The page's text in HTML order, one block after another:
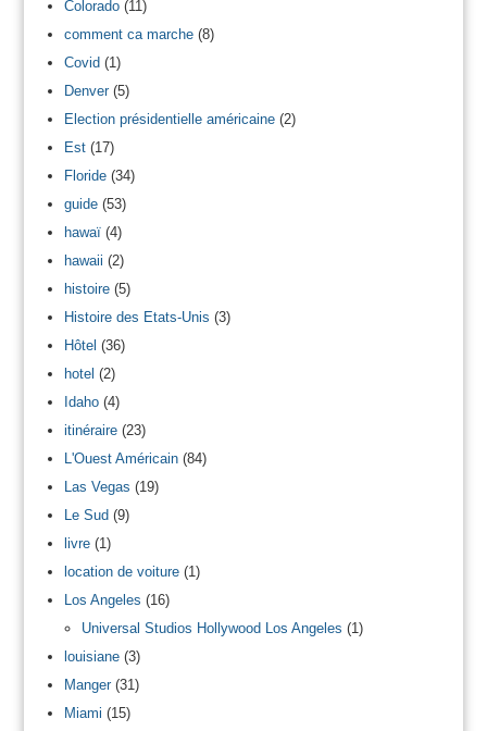
Colorado(11)
comment ca marche(8)
Covid(1)
Denver(5)
Election présidentielle américaine(2)
Est(17)
Floride(34)
guide(53)
hawaï(4)
hawaii (2)
histoire(5)
Histoire des Etats-Unis (3)
Hôtel (36)
hotel (2)
Idaho(4)
itinéraire(23)
L'Ouest Américain(84)
Las Vegas (19)
Le Sud(9)
livre(1)
location de voiture(1)
Los Angeles (16)
Universal Studios Hollywood Los Angeles (1)
louisiane(3)
Manger(31)
Miami (15)